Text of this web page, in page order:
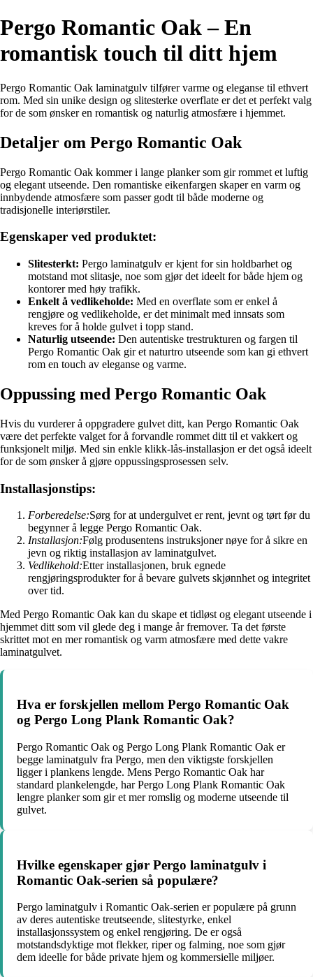
Pergo Romantic Oak – En
romantisk touch til ditt hjem
Pergo Romantic Oak laminatgulv tilfører varme og eleganse til ethvert
rom. Med sin unike design og slitesterke overflate er det et perfekt valg
for de som ønsker en romantisk og naturlig atmosfære i hjemmet.
Detaljer om Pergo Romantic Oak
Pergo Romantic Oak kommer i lange planker som gir rommet et luftig
og elegant utseende. Den romantiske eikenfargen skaper en varm og
innbydende atmosfære som passer godt til både moderne og
tradisjonelle interiørstiler.
Egenskaper ved produktet:
Slitesterkt: Pergo laminatgulv er kjent for sin holdbarhet og
motstand mot slitasje, noe som gjør det ideelt for både hjem og
kontorer med høy trafikk.
Enkelt å vedlikeholde: Med en overflate som er enkel å
rengjøre og vedlikeholde, er det minimalt med innsats som
kreves for å holde gulvet i topp stand.
Naturlig utseende: Den autentiske trestrukturen og fargen til
Pergo Romantic Oak gir et naturtro utseende som kan gi ethvert
rom en touch av eleganse og varme.
Oppussing med Pergo Romantic Oak
Hvis du vurderer å oppgradere gulvet ditt, kan Pergo Romantic Oak
være det perfekte valget for å forvandle rommet ditt til et vakkert og
funksjonelt miljø. Med sin enkle klikk-lås-installasjon er det også ideelt
for de som ønsker å gjøre oppussingsprosessen selv.
Installasjonstips:
Forberedelse:Sørg for at undergulvet er rent, jevnt og tørt før du
begynner å legge Pergo Romantic Oak.
Installasjon:Følg produsentens instruksjoner nøye for å sikre en
jevn og riktig installasjon av laminatgulvet.
Vedlikehold:Etter installasjonen, bruk egnede
rengjøringsprodukter for å bevare gulvets skjønnhet og integritet
over tid.
Med Pergo Romantic Oak kan du skape et tidløst og elegant utseende i
hjemmet ditt som vil glede deg i mange år fremover. Ta det første
skrittet mot en mer romantisk og varm atmosfære med dette vakre
laminatgulvet.
Hva er forskjellen mellom Pergo Romantic Oak
og Pergo Long Plank Romantic Oak?
Pergo Romantic Oak og Pergo Long Plank Romantic Oak er
begge laminatgulv fra Pergo, men den viktigste forskjellen
ligger i plankens lengde. Mens Pergo Romantic Oak har
standard plankelengde, har Pergo Long Plank Romantic Oak
lengre planker som gir et mer romslig og moderne utseende til
gulvet.
Hvilke egenskaper gjør Pergo laminatgulv i
Romantic Oak-serien så populære?
Pergo laminatgulv i Romantic Oak-serien er populære på grunn
av deres autentiske treutseende, slitestyrke, enkel
installasjonssystem og enkel rengjøring. De er også
motstandsdyktige mot flekker, riper og falming, noe som gjør
dem ideelle for både private hjem og kommersielle miljøer.